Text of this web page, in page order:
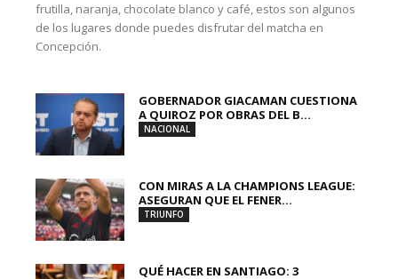
frutilla, naranja, chocolate blanco y café, estos son algunos
de los lugares donde puedes disfrutar del matcha en
Concepción.
GOBERNADOR GIACAMAN CUESTIONA
A QUIROZ POR OBRAS DEL B...
NACIONAL
CON MIRAS A LA CHAMPIONS LEAGUE:
ASEGURAN QUE EL FENER...
TRIUNFO
QUÉ HACER EN SANTIAGO: 3